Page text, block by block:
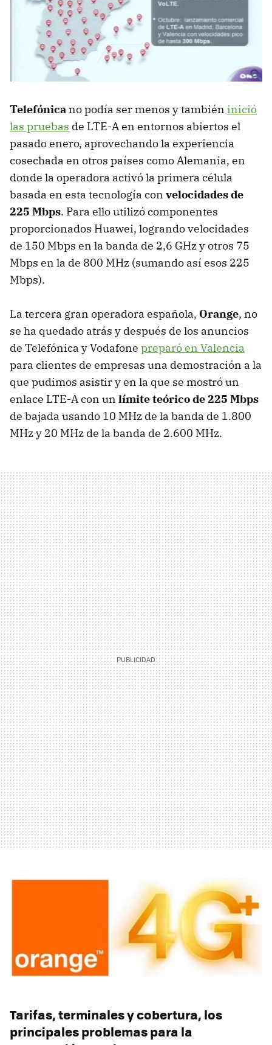
Telefónica no podía ser menos y también inició
las pruebas de LTE-A en entornos abiertos el
pasado enero, aprovechando la experiencia
cosechada en otros países como Alemania, en
donde la operadora activó la primera célula
basada en esta tecnología con velocidades de
225 Mbps. Para ello utilizó componentes
proporcionados Huawei, logrando velocidades
de 150 Mbps en la banda de 2,6 GHz y otros 75
Mbps en la de 800 MHz (sumando así esos 225
Mbps).
La tercera gran operadora española, Orange, no
se ha quedado atrás y después de los anuncios
de Telefónica y Vodafone preparó en Valencia
para clientes de empresas una demostración a la
que pudimos asistir y en la que se mostró un
enlace LTE-A con un límite teórico de 225 Mbps
de bajada usando 10 MHz de la banda de 1.800
MHz y 20 MHz de la banda de 2.600 MHz.
Tarifas, terminales y cobertura, los
principales problemas para la